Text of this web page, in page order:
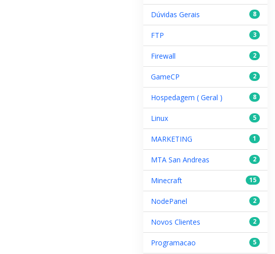
8
Dúvidas Gerais
3
FTP
2
Firewall
2
GameCP
8
Hospedagem ( Geral )
5
Linux
1
MARKETING
2
MTA San Andreas
15
Minecraft
2
NodePanel
2
Novos Clientes
5
Programacao